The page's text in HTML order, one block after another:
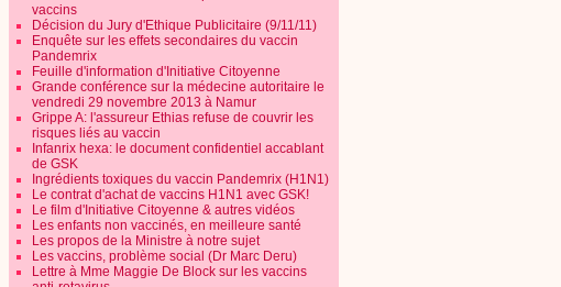
vaccins
Décision du Jury d'Ethique Publicitaire (9/11/11)
Enquête sur les effets secondaires du vaccin
Pandemrix
Feuille d'information d'Initiative Citoyenne
Grande conférence sur la médecine autoritaire le
vendredi 29 novembre 2013 à Namur
Grippe A: l'assureur Ethias refuse de couvrir les
risques liés au vaccin
Infanrix hexa: le document confidentiel accablant
de GSK
Ingrédients toxiques du vaccin Pandemrix (H1N1)
Le contrat d'achat de vaccins H1N1 avec GSK!
Le film d'Initiative Citoyenne & autres vidéos
Les enfants non vaccinés, en meilleure santé
Les propos de la Ministre à notre sujet
Les vaccins, problème social (Dr Marc Deru)
Lettre à Mme Maggie De Block sur les vaccins